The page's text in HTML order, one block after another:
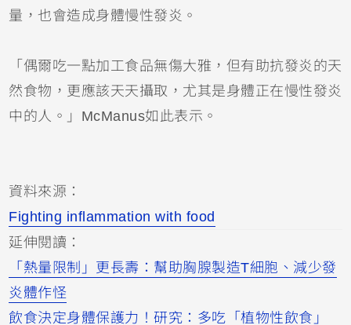
量，也會造成身體慢性發炎。
「偶爾吃一點加工食品無傷大雅，但有助抗發炎的天
然食物，更應該天天攝取，尤其是身體正在慢性發炎
中的人。」McManus如此表示。
資料來源：
Fighting inflammation with food
延伸閱讀：
「熱量限制」更長壽：幫助胸腺製造T細胞、減少發
炎體作怪
飲食決定身體保護力！研究：多吃「植物性飲食」